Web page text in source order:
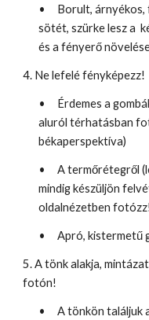
•
Borult,
sötét, szürke lesz a
és a fényerő
4. Ne lefelé fényképezz!
•
Érdemes a
aluról térhatásban
békaperspektíva)
•
A termőrétegről
mindig készüljön
oldalnézetben
• Apró, kistermetű
5. A tönk alakja,
fotón!
•
A tönkön találjuk